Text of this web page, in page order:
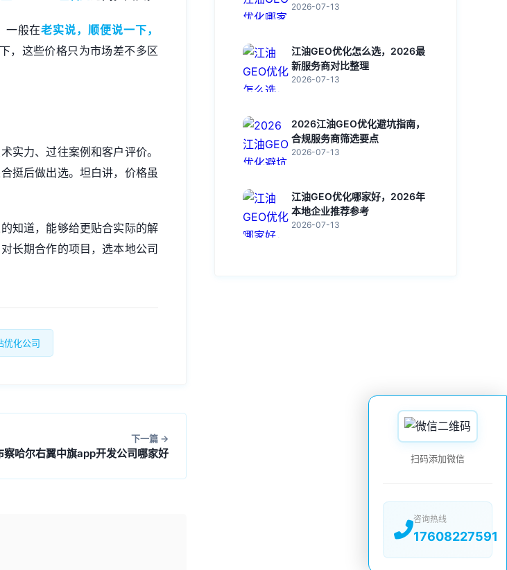
一般在老实说，顺便说一下，
，这些价格只为市场差不多区
实力、过往案例和客户评价。
挺后做出选。坦白讲，价格虽
知道，能够给更贴合实际的解
长期合作的项目，选本地公司
优化公司
下一篇
察哈尔右翼中旗app开发公司哪家好
2026-07-13
江油GEO优化怎么选，2026最
新服务商对比整理
2026-07-13
2026江油GEO优化避坑指南，
合规服务商筛选要点
2026-07-13
江油GEO优化哪家好，2026年
本地企业推荐参考
2026-07-13
扫码添加微信
咨询热线
17608227591